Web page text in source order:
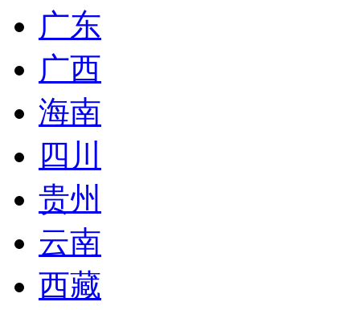
广东
广西
海南
四川
贵州
云南
西藏